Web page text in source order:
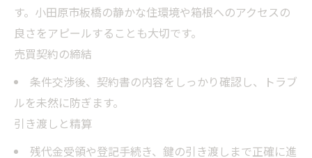
す。小田原市板橋の静かな住環境や箱根へのアクセスの
良さをアピールすることも大切です。
売買契約の締結
条件交渉後、契約書の内容をしっかり確認し、トラブ
ルを未然に防ぎます。
引き渡しと精算
残代金受領や登記手続き、鍵の引き渡しまで正確に進